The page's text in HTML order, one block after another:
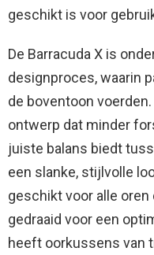
geschikt is voor
De Barracuda X is
designproces, waarin
de boventoon
ontwerp dat minder
juiste balans biedt
een slanke, stijlvolle
geschikt voor alle
gedraaid voor een
heeft oorkussens van